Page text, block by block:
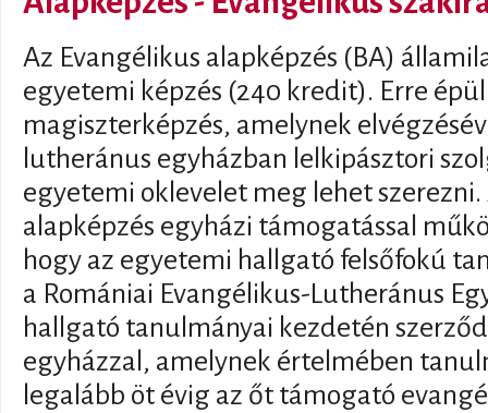
Az Evangélikus alapképzés (BA)
egyetemi képzés (240 kredit). Erre
magiszterképzés, amelynek
lutheránus egyházban lelkipásztori
egyetemi oklevelet meg lehet
alapképzés egyházi támogatással
hogy az egyetemi hallgató felsőfokú
a Romániai Evangélikus-Lutheránus
hallgató tanulmányai kezdetén
egyházzal, amelynek értelmében
legalább öt évig az őt támogató